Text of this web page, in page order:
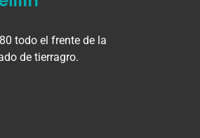
todo el frente de la
de tierragro.